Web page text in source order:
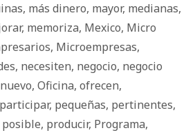
, más dinero, mayor, medianas,
, memoriza, Mexico, Micro
, Microempresas,
, necesiten, negocio, negocio
nuevo, Oficina, ofrecen,
participar, pequeñas, pertinentes,
posible, producir, Programa,